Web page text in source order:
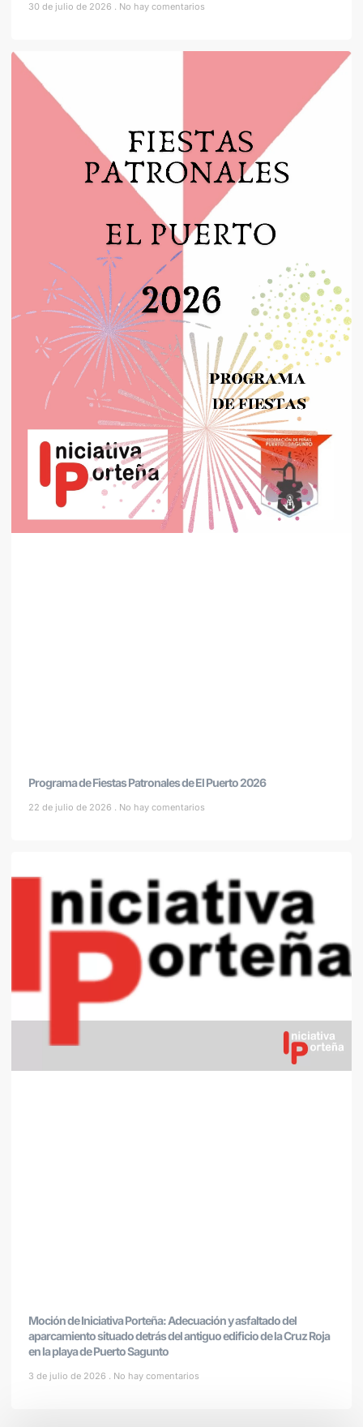
30 de julio de 2026 No hay comentarios
Programa de Fiestas Patronales de El Puerto 2026
22 de julio de 2026 No hay comentarios
Moción de Iniciativa Porteña: Adecuación y asfaltado del
aparcamiento situado detrás del antiguo edificio de la Cruz Roja
en la playa de Puerto Sagunto
3 de julio de 2026 No hay comentarios